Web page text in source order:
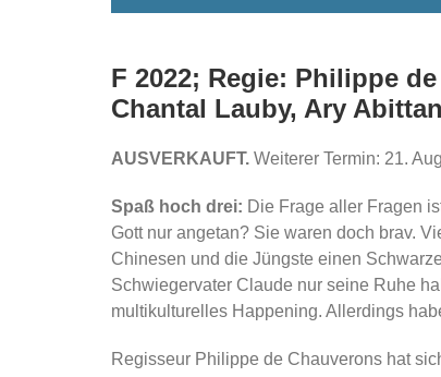
F 2022; Regie: Philippe
Chantal Lauby, Ary
AUSVERKAUFT.Weiterer Termin: 21.
Spaß hoch drei: Die Frage aller Fragen
Gott nur angetan? Sie waren doch brav.
Chinesen und die Jüngste einen
Schwiegervater Claude nur seine Ruhe
multikulturelles Happening. Allerdings
Regisseur Philippe de Chauverons hat